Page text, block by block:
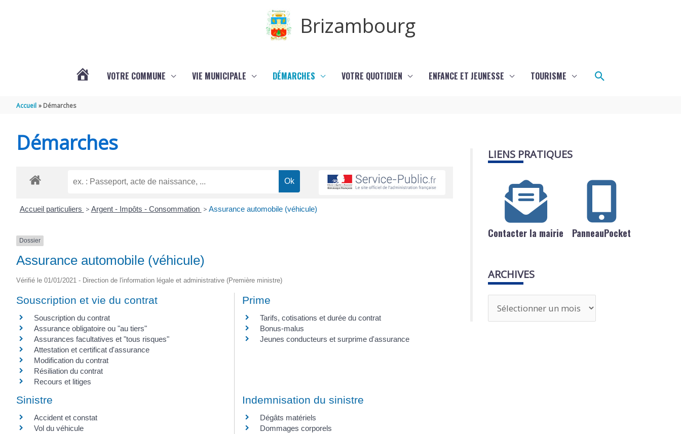
Brizambourg
VOTRE COMMUNE VIE MUNICIPALE DÉMARCHES VOTRE QUOTIDIEN ENFANCE ET JEUNESSE TOURISME Rechercher
Accueil Démarches
Démarches
Accueil particuliers > Argent - Impôts - Consommation > Assurance automobile (véhicule)
Dossier
Assurance automobile (véhicule)
Vérifié le 01/01/2021 - Direction de l'information légale et administrative (Première ministre)
Souscription et vie du contrat
Souscription du contrat
Assurance obligatoire ou "au tiers"
Assurances facultatives et "tous risques"
Attestation et certificat d'assurance
Modification du contrat
Résiliation du contrat
Recours et litiges
Prime
Tarifs, cotisations et durée du contrat
Bonus-malus
Jeunes conducteurs et surprime d'assurance
Sinistre
Accident et constat
Vol du véhicule
Indemnisation du sinistre
Dégâts matériels
Dommages corporels
LIENS PRATIQUES
Contacter la mairie PanneauPocket
ARCHIVES
r